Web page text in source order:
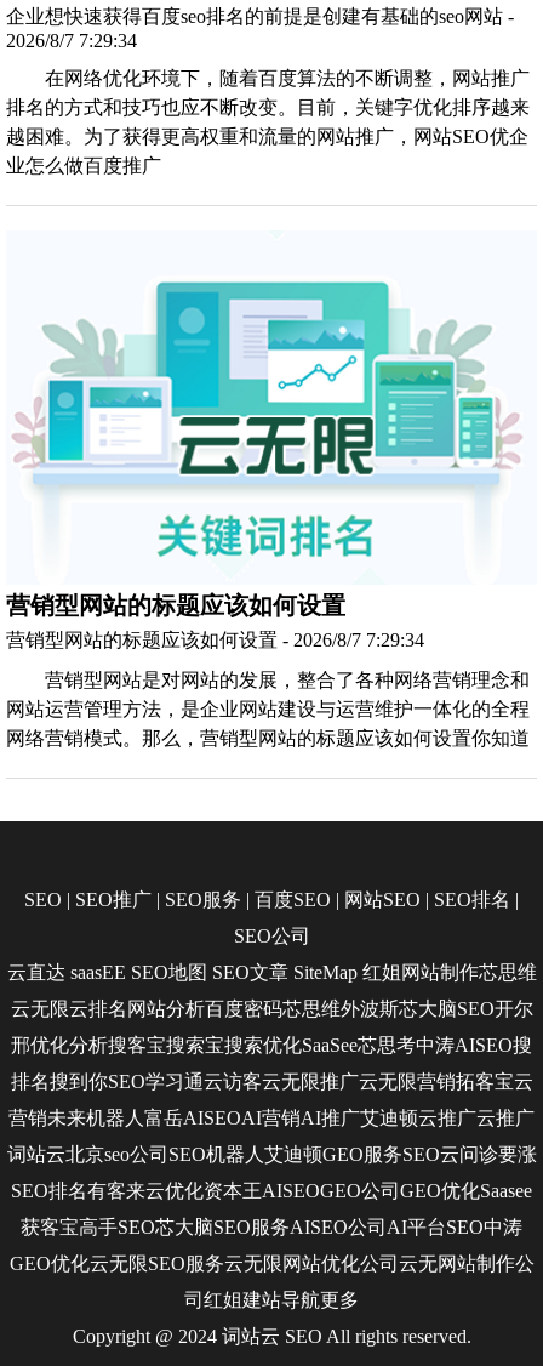
企业想快速获得百度seo排名的前提是创建有基础的seo网站 -
2026/8/7 7:29:34
在网络优化环境下，随着百度算法的不断调整，网站推广
排名的方式和技巧也应不断改变。目前，关键字优化排序越来
越困难。为了获得更高权重和流量的网站推广，网站SEO优企
业怎么做百度推广
营销型网站的标题应该如何设置
营销型网站的标题应该如何设置 - 2026/8/7 7:29:34
营销型网站是对网站的发展，整合了各种网络营销理念和
网站运营管理方法，是企业网站建设与运营维护一体化的全程
网络营销模式。那么，营销型网站的标题应该如何设置你知道
SEO | SEO推广 | SEO服务 | 百度SEO | 网站SEO | SEO排名 |
SEO公司
云直达 saasEE SEO地图 SEO文章 SiteMap 红姐网站制作芯思维
云无限云排名 网站分析百度密码芯思维外波斯芯大脑SEO开尔
邢优化分析搜客宝搜索宝搜索优化SaaSee芯思考中涛AISEO搜
排名搜到你SEO学习通云访客云无限推广云无限营销拓客宝云
营销未来机器人富岳AISEOAI营销AI推广艾迪顿云推广云推广
词站云北京seo公司 SEO机器人艾迪顿GEO服务SEO云问诊要涨
SEO排名有客来云优化资本王AISEOGEO公司 GEO优化Saasee
获客宝高手SEO芯大脑SEO服务AISEO公司 AI平台SEO中涛
GEO优化云无限SEO服务云无限网站优化公司 云无网站制作公
司 红姐建站导航更多
Copyright @ 2024 词站云 SEO All rights reserved.